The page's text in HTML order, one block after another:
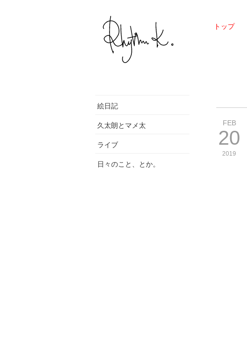
トップ
絵日記
久太朗とマメ太
ライブ
日々のこと、とか。
FEB
20
2019